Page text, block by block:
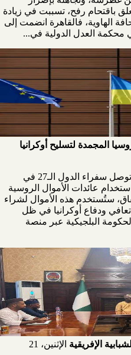
باقتحام رفح، تسببت في زيادة
الهاوية، فالقاهرة انضمت إلى
العدل الدولية في...
المجمدة لتسليح أوكرانيا
أعلنت الحكومة البلجيكية اليوم عن توصل سفراء الدول الـ27 في
عائدات الأموال الروسية
ستُستخدم هذه الأموال لشراء
ودفاع أوكرانيا في ظل
البلجيكية عبر منصة
الإفريقية
الإثنين، 21